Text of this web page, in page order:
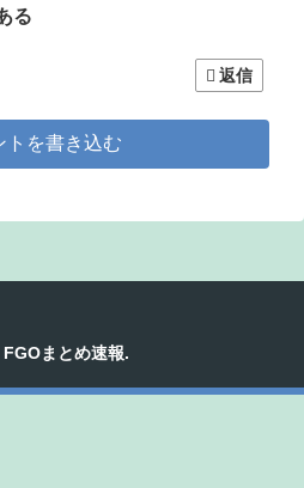
る
返信
トを書き込む
まとめ速報.